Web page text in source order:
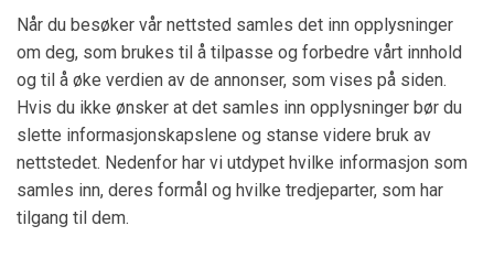
Når du besøker vår nettsted samles det inn opplysninger
om deg, som brukes til å tilpasse og forbedre vårt innhold
og til å øke verdien av de annonser, som vises på siden.
Hvis du ikke ønsker at det samles inn opplysninger bør du
slette informasjonskapslene og stanse videre bruk av
nettstedet. Nedenfor har vi utdypet hvilke informasjon som
samles inn, deres formål og hvilke tredjeparter, som har
tilgang til dem.